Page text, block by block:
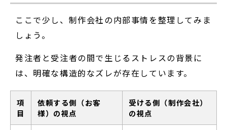
ここで少し、制作会社の内部事情を整理してみま
しょう。
発注者と受注者の間で生じるストレスの背景に
は、明確な構造的なズレが存在しています。
項
目
依頼する側（お客
様）の視点
受ける側（制作会社）
の視点